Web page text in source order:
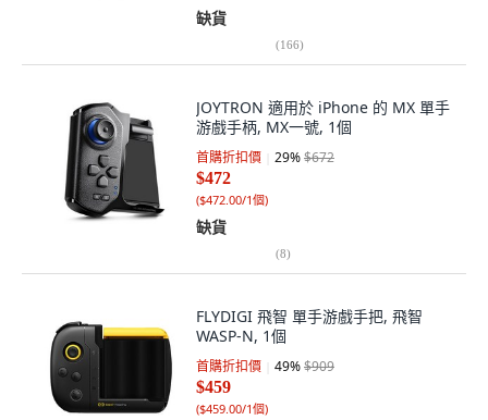
缺貨
(166)
JOYTRON 適用於 iPhone 的 MX 單手
游戲手柄, MX一號, 1個
首購折扣價 29%$672
$472
($472.00/1個)
缺貨
(8)
FLYDIGI 飛智 單手游戲手把, 飛智
WASP-N, 1個
首購折扣價 49%$909
$459
($459.00/1個)